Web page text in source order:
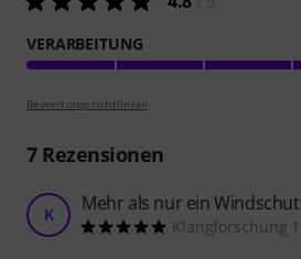
VERARBEITUNG
Bewertungsrichtlinien
7Rezensionen
K Mehr als nur ein
Klangforschung